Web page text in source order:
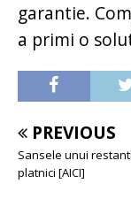
garantie.
a primi o
PREVIOUS
Sansele unui
platnici [AICI]